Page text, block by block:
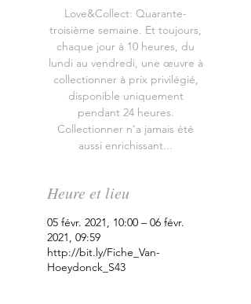
Love&Collect: Quarante-
troisième semaine. Et toujours,
chaque jour à 10 heures, du
lundi au vendredi, une œuvre à
collectionner à prix privilégié,
disponible uniquement
pendant 24 heures.
Collectionner n'a jamais été
aussi enrichissant...
Heure et lieu
05 févr. 2021, 10:00 – 06 févr.
2021, 09:59
http://bit.ly/Fiche_Van-
Hoeydonck_S43